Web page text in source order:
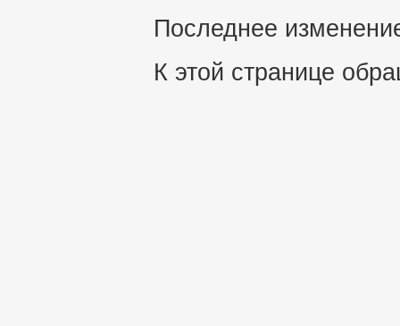
Последнее
К этой странице